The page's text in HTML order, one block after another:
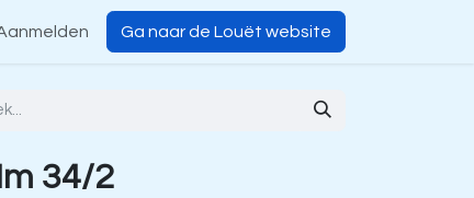
Ga naar de Louët website
34/2